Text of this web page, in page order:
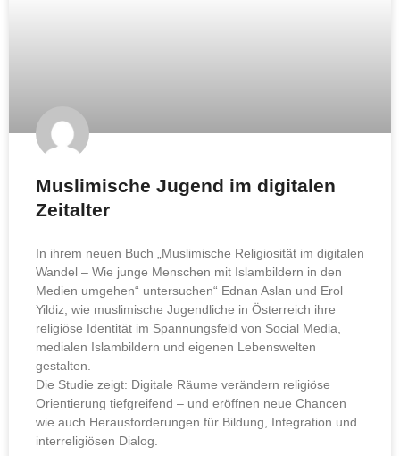
Muslimische Jugend im digitalen
Zeitalter
In ihrem neuen Buch „Muslimische Religiosität im digitalen
Wandel – Wie junge Menschen mit Islambildern in den
Medien umgehen“ untersuchen“ Ednan Aslan und Erol
Yildiz, wie muslimische Jugendliche in Österreich ihre
religiöse Identität im Spannungsfeld von Social Media,
medialen Islambildern und eigenen Lebenswelten
gestalten.
Die Studie zeigt: Digitale Räume verändern religiöse
Orientierung tiefgreifend – und eröffnen neue Chancen
wie auch Herausforderungen für Bildung, Integration und
interreligiösen Dialog.